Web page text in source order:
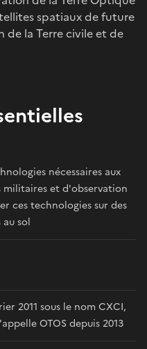
spatiaux de future
de la Terre civile et de
nécessaires aux
militaires et d'observation
ces technologies sur des
sol
2011 sous le nom CXCI,
OTOS depuis 2013